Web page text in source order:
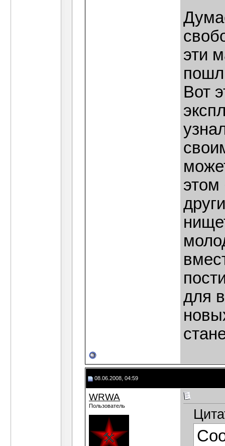
эти
Вот
этом
для
08.06.2008, 04:59
WRWA
Пользователь